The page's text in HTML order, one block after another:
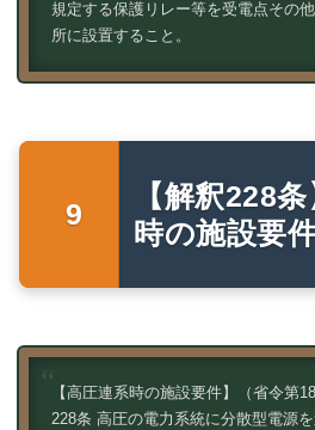
規定する保護リレー等を受電点その
所に設置すること。
【解釈228
時の施設要
【高圧連系時の施設要件】（省令第
228条 高圧の電力系統に分散型電源